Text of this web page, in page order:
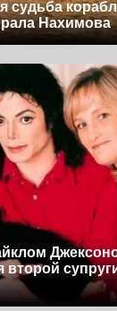
судьба
Нахимова
второй